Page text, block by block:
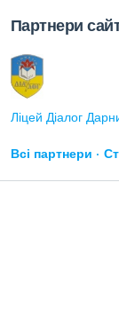
Партнери
Ліцей Діалог
Всі партнери